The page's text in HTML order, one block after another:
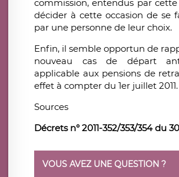
commission, entendus par
décider à cette occasion de se
par une personne de leur choix.
Enfin, il semble opportun de
nouveau cas de départ
applicable aux pensions de
effet à compter du 1er juillet 2011.
Sources
Décrets n° 2011-352/353/354 du
VOUS AVEZ UNE QUESTION ?